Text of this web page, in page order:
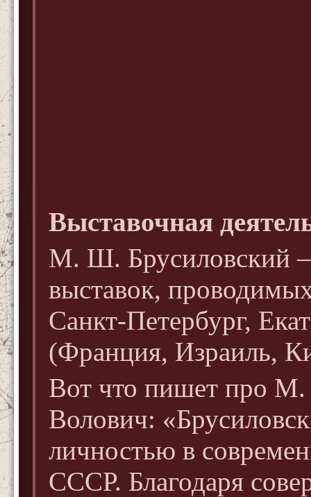
Выставочная
М. Ш. Брусиловский –
выставок,
Санкт-Петербург,
(Франция, Израиль,
Вот что пишет про
Волович:
личностью в
СССР. Благодаря